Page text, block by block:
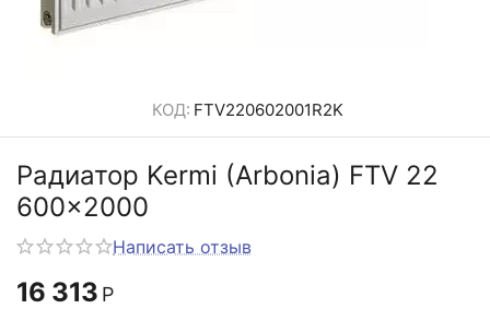
КОД: FTV220602001R2K
Радиатор Kermi (Arbonia) FTV 22
600x2000
Написать отзыв
16 313 Р